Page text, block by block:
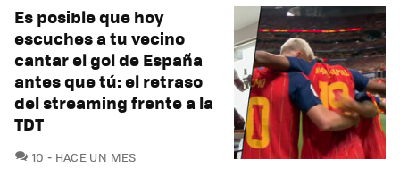
Es posible que hoy
escuches a tu vecino
cantar el gol de España
antes que tú: el retraso
del streaming frente a la
TDT
10 COMENTARIOS
HACE UN MES